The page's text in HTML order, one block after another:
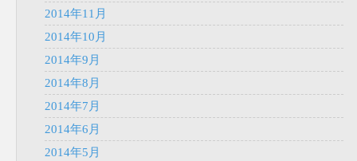
2014年11月
2014年10月
2014年9月
2014年8月
2014年7月
2014年6月
2014年5月